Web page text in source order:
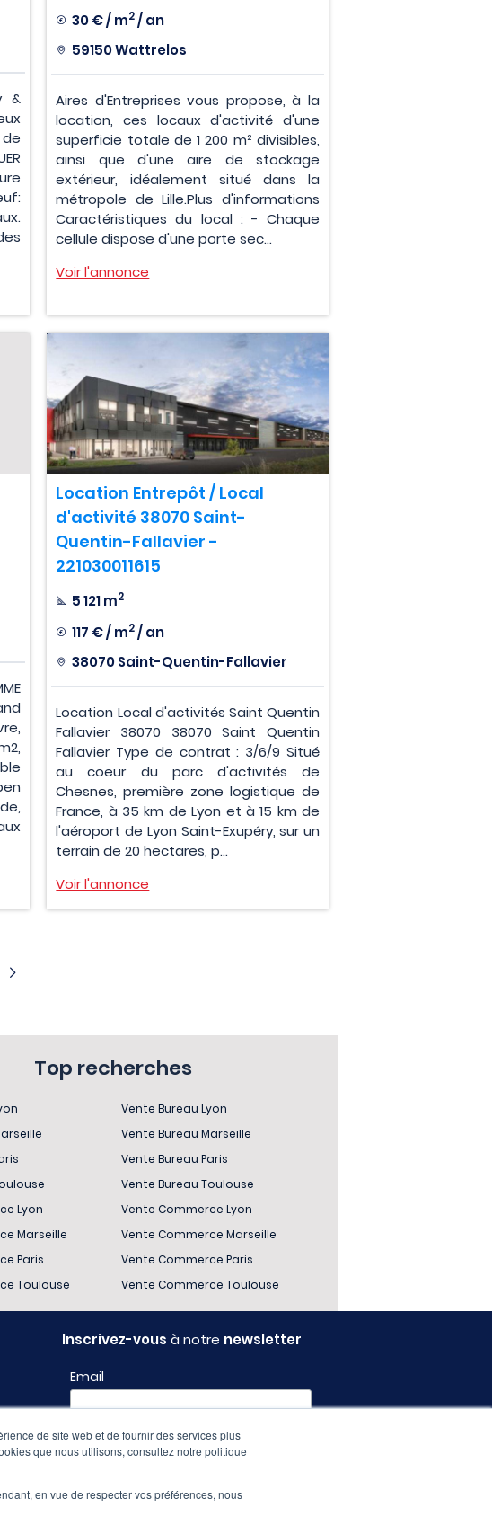
de site web et de fournir des services plus
que nous utilisons, consultez notre politique
en vue de respecter vos préférences, nous
&
30 € / m2/ an
59150 Wattrelos
Aires d'Entreprises vous propose, à la
location, ces locaux d'activité d'une
superficie totale de 1 200 m² divisibles,
ainsi que d'une aire de stockage
extérieur, idéalement situé dans la
métropole de Lille.Plus d'informations
Caractéristiques du local : - Chaque
cellule dispose d'une porte sec...
Voir l'annonce
Location Entrepôt / Local
d'activité 38070 Saint-
Quentin-Fallavier -
221030011615
5 121 m2
117 € / m2/ an
38070 Saint-Quentin-Fallavier
Location Local d'activités Saint Quentin
Fallavier 38070 38070 Saint Quentin
Fallavier Type de contrat : 3/6/9 Situé
au coeur du parc d'activités de
Chesnes, première zone logistique de
France, à 35 km de Lyon et à 15 km de
l'aéroport de Lyon Saint-Exupéry, sur un
terrain de 20 hectares, p...
Voir l'annonce
Top recherches
Lyon
Marseille
Paris
Toulouse
Vente Bureau Lyon
Vente Bureau Marseille
Vente Bureau Paris
Vente Bureau Toulouse
Vente Commerce Lyon
Vente Commerce Marseille
Vente Commerce Paris
Vente Commerce Toulouse
Inscrivez-vous à notre newsletter
Email
Profil